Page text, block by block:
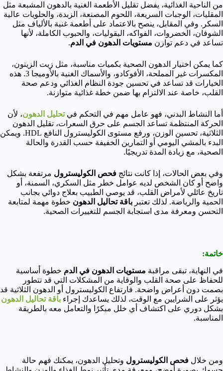
من الناحية الغذائية، يفضل تقليل الأطعمة الغنية بالدهون المشبعة مثل
المقليات، الوجبات السريعة، اللحوم المصنعة، الزبدة، والحلويات عالية
السكر. وفي المقابل، ينصح بالاعتماد على أطعمة غنية بالألياف مثل
الشوفان، الخضروات، الفواكه، البقوليات، والحبوب الكاملة، لأنها
تساعد في دعم توازن مستويات الدهون في الدم.
كما يمكن اختيار الدهون الصحية بكميات مناسبة، مثل زيت الزيتون،
المكسرات غير المملحة، الأفوكادو، والأسماك الغنية بالأوميجا 3. هذه
الخيارات قد تساعد في تحسين جودة النظام الغذائي ودعم صحة
القلب، خاصة عند الالتزام بها ضمن خطة غذائية متوازنة.
أما النشاط البدني، فهو عامل مهم في التحكم فيتحليل الدهون، لأن
الحركة المنتظمة تساعد الجسم على حرق السعرات، تقليل الدهون
الثلاثية، تحسين الوزن، ورفع مستوى الكوليسترول النافع HDL. ويمكن
البدء بالمشي اليومي أو التمارين الخفيفة حسب القدرة والحالة
الصحية، مع زيادة المدة تدريجيًا.
وفي بعض الحالات، إذا كانت نتائج فحص الكوليسترول مرتفعة بشكل
واضح أو كان الشخص لديه عوامل خطر مثل السكري، السمنة، أو
تاريخ عائلي لأمراض القلب، قد يوصي الطبيب بعلاج دوائي بجانب
الحمية والرياضة. لذلك تعتبر باقة تحاليل الدهون خطوة مهمة لمتابعة
التحسن ومعرفة مدى استجابة الجسم للتغييرات الصحية.
خاتمة:
في النهاية، تبقى مراقبة مستويات الدهون في الدم خطوة أساسية
للحفاظ على صحة القلب والوقاية من المشكلات التي قد تتطور
بصمت دون أعراض واضحة. فارتفاع الكوليسترول أو الدهون الثلاثية قد
يؤثر على الشرايين مع الوقت، لذلك يساعدك إجراء باقة تحاليل الدهون
بشكل دوري على اكتشاف أي خلل مبكرًا والتعامل معه بالطريقة
المناسبة.
ومن خلال فحص الكوليسترول وتحليل الدهون، يمكنك فهم حالة